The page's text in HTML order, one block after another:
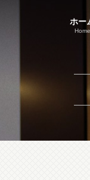
ホー
Home